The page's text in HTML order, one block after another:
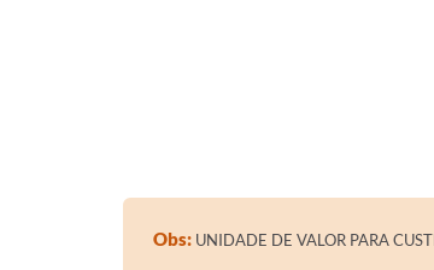
Obs: UNIDADE DE VALOR PARA